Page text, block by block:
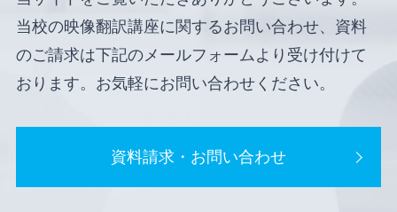
当校の映像翻訳講座に関するお問い合わせ、資料
のご請求は下記のメールフォームより受け付けて
おります。お気軽にお問い合わせください。
資料請求・お問い合わせ